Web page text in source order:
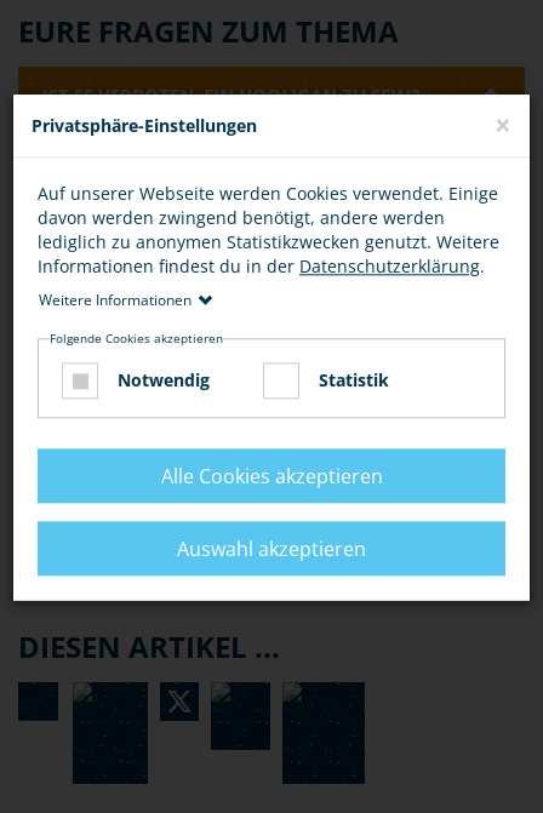
EURE FRAGEN ZUM THEMA
IST ES VERBOTEN, EIN HOOLIGAN ZU SEIN?
verboten oder strafbar. Eine Strafbarkeit kann allerdings
dann vorliegen, wenn man sich beispielsweise als
Hooligan-Gruppe zu einer Schlägerei verabredet.
Rechtlich kann dies als
"Androhung von Straftaten" (§
126 StGB)oder als
"Billigung von Straftaten" (§ 140
IST DAS VERABREDEN EINER SCHLÄGEREI
STRAFBAR?
Bewertung
DIESEN ARTIKEL ...
Privatsphäre-Einstellungen ×
Auf unserer Webseite werden Cookies verwendet. Einige
davon werden zwingend benötigt, andere werden
lediglich zu anonymen Statistikzwecken genutzt. Weitere
Informationen findest du in der Datenschutzerklärung.
Weitere Informationen
Folgende Cookies akzeptieren
Notwendig Statistik
Alle Cookies akzeptieren
Auswahl akzeptieren